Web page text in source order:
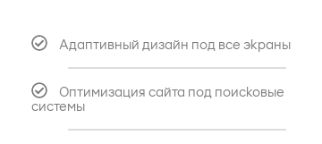
Адаптивный дизайн под все экраны
Оптимизация сайта под поисковые
системы